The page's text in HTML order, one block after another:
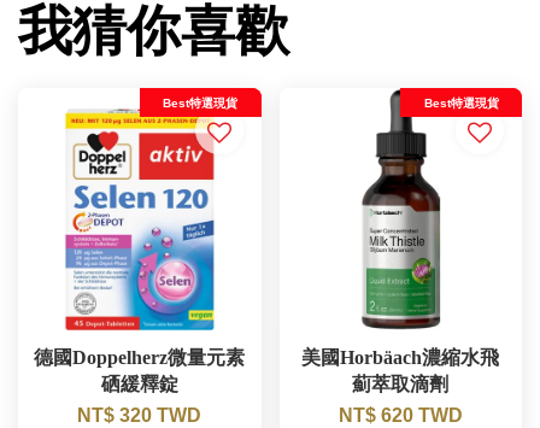
我猜你喜歡
Best特選現貨
德國Doppelherz微量元素
硒緩釋錠
NT$ 320 TWD
Best特選現貨
美國Horbäach濃縮水飛
薊萃取滴劑
NT$ 620 TWD